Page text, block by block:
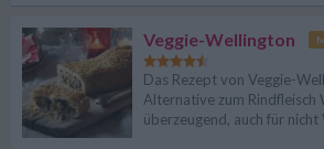
Veggie-Wellington
Das Rezept von Veggie-
Alternative zum Rindfleisch
überzeugend, auch für nicht